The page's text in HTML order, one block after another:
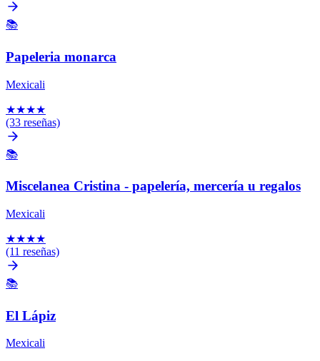
📚
Papeleria monarca
Mexicali
★★★★
(33 reseñas)
📚
Miscelanea Cristina - papelería, mercería u regalos
Mexicali
★★★★
(11 reseñas)
📚
El Lápiz
Mexicali